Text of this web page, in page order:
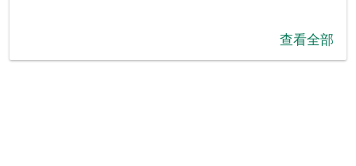
查看全部